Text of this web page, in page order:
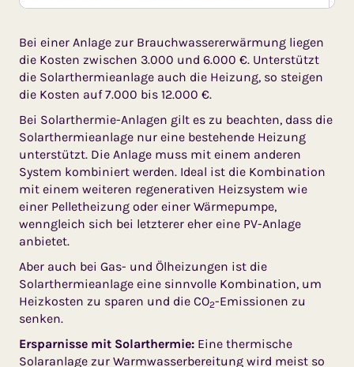
Bei einer Anlage zur Brauchwassererwärmung liegen
die Kosten zwischen 3.000 und 6.000 €. Unterstützt
die Solarthermieanlage auch die Heizung, so steigen
die Kosten auf 7.000 bis 12.000 €.
Bei Solarthermie-Anlagen gilt es zu beachten, dass die
Solarthermieanlage nur eine bestehende Heizung
unterstützt. Die Anlage muss mit einem anderen
System kombiniert werden. Ideal ist die Kombination
mit einem weiteren regenerativen Heizsystem wie
einer Pelletheizung oder einer Wärmepumpe,
wenngleich sich bei letzterer eher eine PV-Anlage
anbietet.
Aber auch bei Gas- und Ölheizungen ist die
Solarthermieanlage eine sinnvolle Kombination, um
Heizkosten zu sparen und die CO2-Emissionen zu
senken.
Ersparnisse mit Solarthermie: Eine thermische
Solaranlage zur Warmwasserbereitung wird meist so